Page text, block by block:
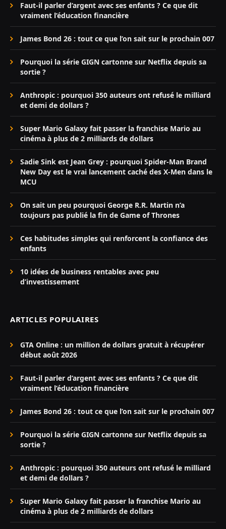
Faut-il parler d’argent avec ses enfants ? Ce que dit
vraiment l’éducation financière
James Bond 26 : tout ce que l’on sait sur le prochain 007
Pourquoi la série GIGN cartonne sur Netflix depuis sa
sortie ?
Anthropic : pourquoi 350 auteurs ont refusé le milliard
et demi de dollars ?
Super Mario Galaxy fait passer la franchise Mario au
cinéma à plus de 2 milliards de dollars
Sadie Sink est Jean Grey : pourquoi Spider-Man Brand
New Day est le vrai lancement caché des X-Men dans le
MCU
On sait un peu pourquoi George R.R. Martin n’a
toujours pas publié la fin de Game of Thrones
Ces habitudes simples qui renforcent la confiance des
enfants
10 idées de business rentables avec peu
d’investissement
ARTICLES POPULAIRES
GTA Online : un million de dollars gratuit à récupérer
début août 2026
Faut-il parler d’argent avec ses enfants ? Ce que dit
vraiment l’éducation financière
James Bond 26 : tout ce que l’on sait sur le prochain 007
Pourquoi la série GIGN cartonne sur Netflix depuis sa
sortie ?
Anthropic : pourquoi 350 auteurs ont refusé le milliard
et demi de dollars ?
Super Mario Galaxy fait passer la franchise Mario au
cinéma à plus de 2 milliards de dollars